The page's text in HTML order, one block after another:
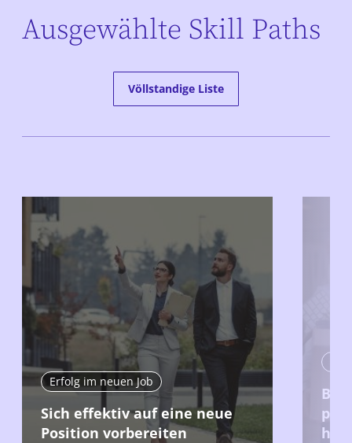
Ausgewählte Skill Paths
Völlstandige Liste
Erfolg im neuen Job
Sich effektiv auf eine neue
Position vorbereiten
Bei